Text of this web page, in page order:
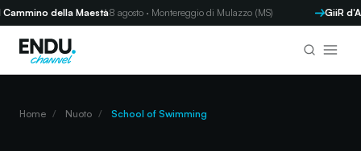
della Maestà8 agosto · Montereggio di Mulazzo (MS) GiiR
Home / Nuoto / School of Swimming